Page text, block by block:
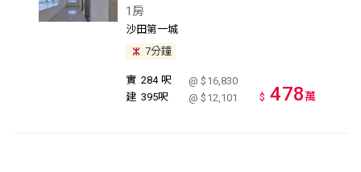
1房
沙田第一城
7分鐘
實 284 呎
@ $16,830
建 395呎 @ $12,101 $ 478萬